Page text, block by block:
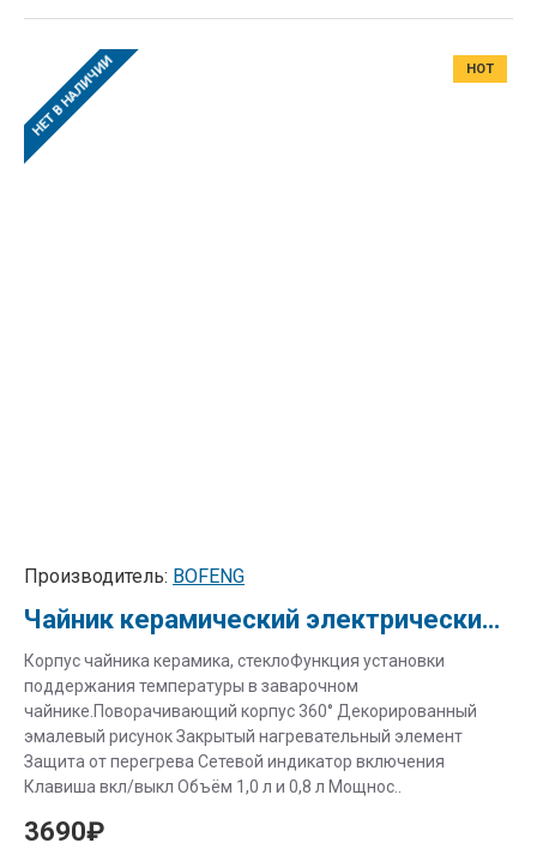
HOT
НЕТ В НАЛИЧИИ
Производитель: BOFENG
Чайник керамический электрический BFC012 "Дуэт"
Корпус чайника керамика, стеклоФункция установки
поддержания температуры в заварочном
чайнике.Поворачивающий корпус 360° Декорированный
эмалевый рисунок Закрытый нагревательный элемент
Защита от перегрева Сетевой индикатор включения
Клавиша вкл/выкл Объём 1,0 л и 0,8 л Мощнос..
3690₽